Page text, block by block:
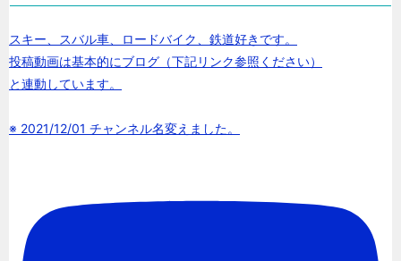
スキー、スバル車、ロードバイク、鉄道好きです。
投稿動画は基本的にブログ（下記リンク参照ください）
と連動しています。
※ 2021/12/01 チャンネル名変えました。